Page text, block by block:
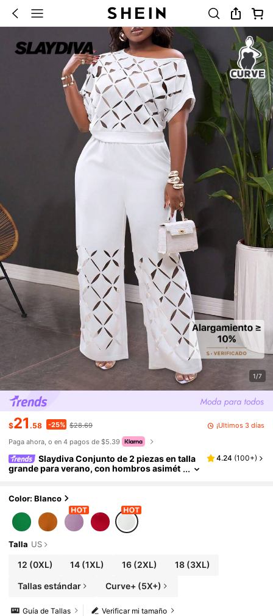
1/7
$21 .58 -25% $28.69
¡Últimos 3 días
Paga ahora, o en 4 pagos de $5.39
Slaydiva Conjunto de 2 piezas en talla
grande para verano, con hombros asimét
4.24 (100+)
Color: Blanco
Talla US
12 (0XL) 14 (1XL) 16(2XL) 18(3XL)
Tallas estándar Curve+ (5X+)
Verificar mi tamaño
Guía de Tallas